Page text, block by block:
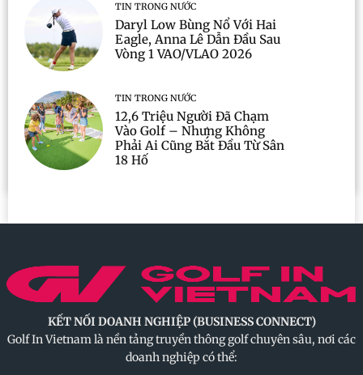
TIN TRONG NƯỚC
Daryl Low Bùng Nổ Với Hai
Eagle, Anna Lê Dẫn Đầu Sau
Vòng 1 VAO/VLAO 2026
TIN TRONG NƯỚC
12,6 Triệu Người Đã Chạm
Vào Golf – Nhưng Không
Phải Ai Cũng Bắt Đầu Từ Sân
18 Hố
KẾT NỐI DOANH NGHIỆP (BUSINESS CONNECT)
Golf In Vietnam là nền tảng truyền thông golf chuyên sâu, nơi các
doanh nghiệp có thể: